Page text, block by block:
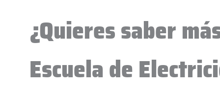
¿Quieres saber
Escuela de